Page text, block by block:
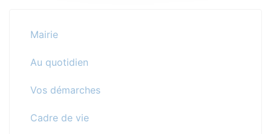
Mairie
Au quotidien
Vos démarches
Cadre de vie